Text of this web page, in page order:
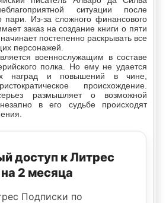
ситуации после
пари. Из-за сложного финансового
заказ на создание книги о пяти
постепенно раскрывать все
персонажей.
военнослужащим в составе
полка. Но ему не удается
наград и повышений в чине,
происхождение.
размышляет о возможной
в его судьбе происходят
доступ к Литрес
2 месяца
Подписки по